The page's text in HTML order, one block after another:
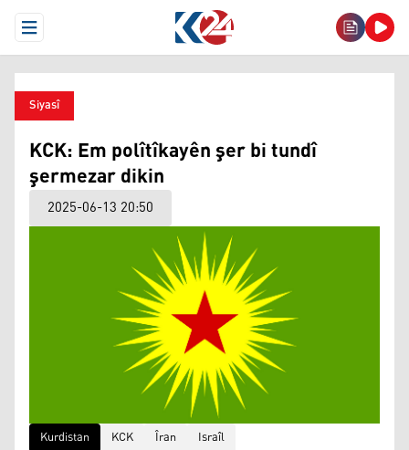
Open Menu
Siyasî
KCK: Em polîtîkayên şer bi tundî
şermezar dikin
2025-06-13 20:50
Kurdistan KCK Îran Israîl